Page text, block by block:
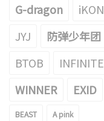
G-dragon iKON
JYJ 防弹少年团
BTOB INFINITE
WINNER
EXID
BEAST A pink